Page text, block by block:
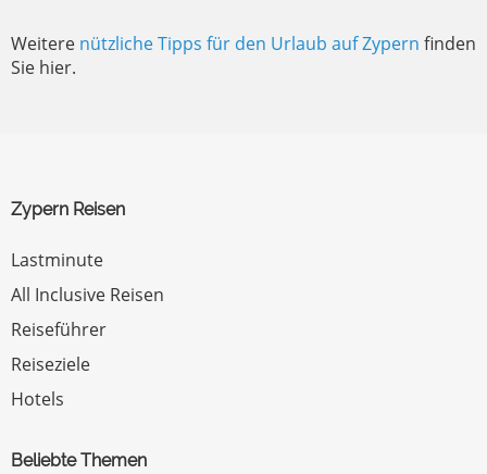
Weitere nützliche Tipps für den Urlaub auf Zypern finden
Sie hier.
Zypern Reisen
Lastminute
All Inclusive Reisen
Reiseführer
Reiseziele
Hotels
Beliebte Themen